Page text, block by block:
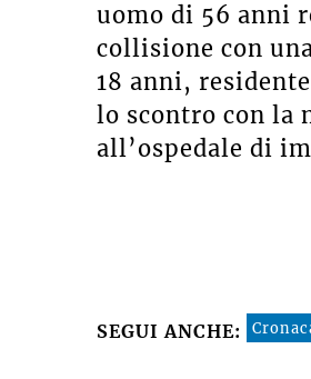
uomo di 56 anni
collisione con
18 anni,
lo scontro con la
all’ospedale di
SEGUI ANCHE: